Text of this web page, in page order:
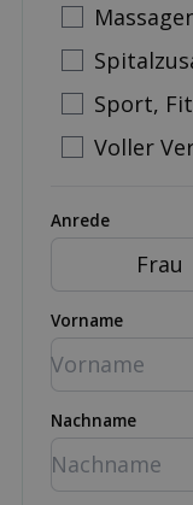
Sport,
Voller
Anrede
Frau
Vorname
Nachname